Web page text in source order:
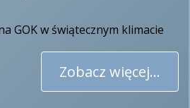
GOK w świątecznym klimacie
Zobacz więcej...